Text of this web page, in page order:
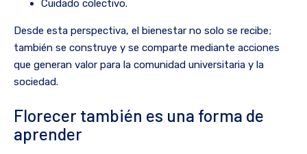
Cuidado colectivo.
Desde esta perspectiva, el bienestar no solo se recibe;
también se construye y se comparte mediante acciones
que generan valor para la comunidad universitaria y la
sociedad.
Florecer también es una forma de
aprender